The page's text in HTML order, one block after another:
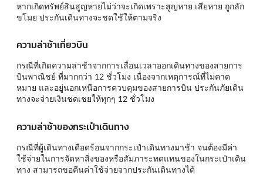
หากเกิดทรัพย์สินสูญหายไม่ว่าจะเกิดเพราะสูญหาย เสียหาย ถูกลัก
ขโมย ประกันเดินทางจะชดใช้ให้ตามจริง
ความล่าช้าเที่ยวบิน
กรณีที่เกิดความล่าช้าจากการเลื่อนเวลาออกเดินทางของสายการ
บินพาณิชย์ ที่มากกว่า 12 ชั่วโมง เนื่องจากเหตุการณ์ที่ไม่คาด
หมาย และอยู่นอกเหนือการควบคุมของสายการบิน ประกันภัยเดิน
ทางจะจ่ายเงินชดเชยให้ทุกๆ 12 ชั่วโมง
ความล่าช้าของกระเป๋าเดินทาง
กรณีที่ผู้เดินทางเดือดร้อนจากกระเป๋าเดินทางมาช้า จนต้องมีค่า
ใช้จ่ายในการจัดหาสิ่งของหรือสัมภาระทดแทนของในกระเป๋าเดิน
ทาง สามารถขอคืนค่าใช้จ่ายจากประกันเดินทางได้